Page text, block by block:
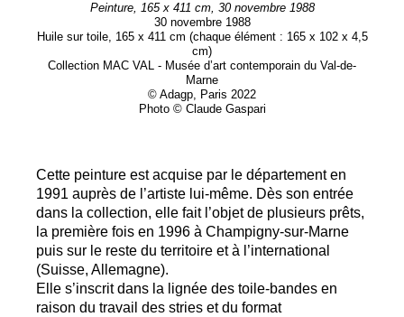
Peinture, 165 x 411 cm, 30 novembre 1988
30 novembre 1988
Huile sur toile, 165 x 411 cm (chaque élément : 165 x 102 x 4,5
cm)
Collection MAC VAL - Musée d’art contemporain du Val-de-
Marne
© Adagp, Paris 2022
Photo © Claude Gaspari
Cette peinture est acquise par le département en
1991 auprès de l’artiste lui-même. Dès son entrée
dans la collection, elle fait l’objet de plusieurs prêts,
la première fois en 1996 à Champigny-sur-Marne
puis sur le reste du territoire et à l’international
(Suisse, Allemagne).
Elle s’inscrit dans la lignée des toile-bandes en
raison du travail des stries et du format